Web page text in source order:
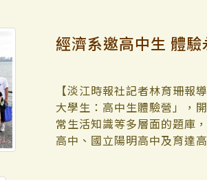
用此APP或打電話通報，學
經濟系邀高中生 體
【淡江時報社記者林育珊報
大學生：高中生體驗營」，
常生活知識等多層面的題庫
高中、國立陽明高中及育達